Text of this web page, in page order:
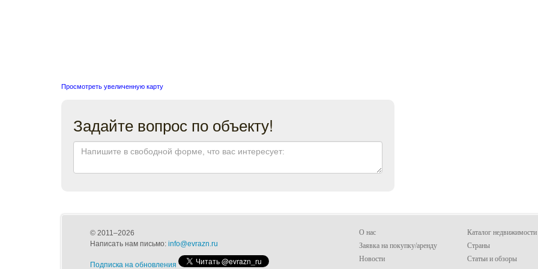
Просмотреть увеличенную карту
Задайте вопрос по объекту!
© 2011–2026
Написать нам письмо: info@evrazn.ru
Подписка на обновления
О нас Каталог недвижимости
Заявка на покупку/аренду
Страны
Новости
Статьи и обзоры